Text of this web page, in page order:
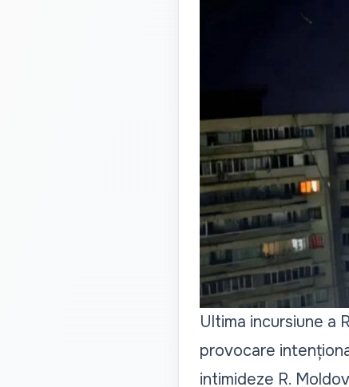
Ultima incursiune a
provocare
intimideze R.